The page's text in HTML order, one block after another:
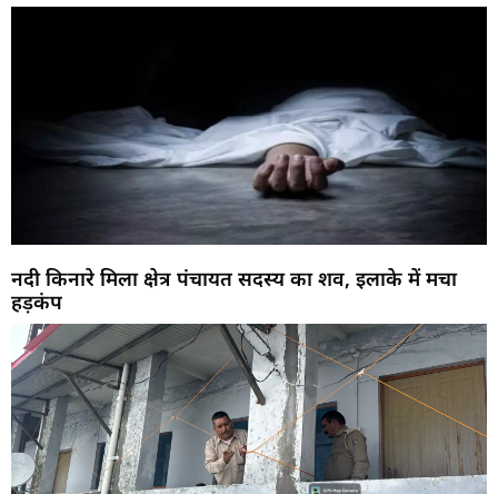
नदी किनारे मिला क्षेत्र पंचायत सदस्य का शव, इलाके में मचा
हड़कंप